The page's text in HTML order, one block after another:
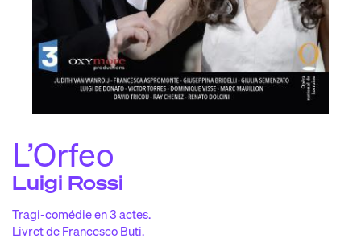
discographie
playlist de la saiso n
v
idéos
ACTIONS CULTURELLES
le kiosque pygmalion
résidences et partenariat
L’Orfeo
Luigi Rossi
Tragi-comédie en 3 actes.
Livret de Francesco Buti.